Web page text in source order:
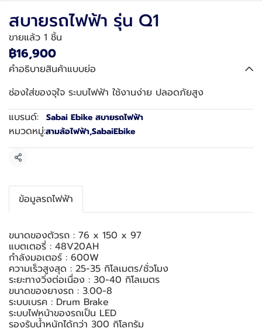
สบายรถไฟฟ้า รุ่น Q1
ขายแล้ว 1 ชิ้น
฿16,900
คำอธิบายสินค้าแบบย่อ
ช่องใส่ของจุใจ ระบบไฟฟ้า ใช้งานง่าย ปลอดภัยสูง
แบรนด์:
Sabai Ebike สบายรถไฟฟ้า
หมวดหมู่:สามล้อไฟฟ้า,SabaiEbike
แชร์
ข้อมูลรถไฟฟ้า
ขนาดของตัวรถ : 76 x 150 x 97
แบตเตอรี่ : 48V20AH
กำลังมอเตอร์ : 600W
ความเร็วสูงสุด : 25-35 กิโลเมตร/ชั่วโมง
ระยะทางวิ่งต่อเนื่อง : 30-40 กิโลเมตร
ขนาดของยางรถ : 3.00-8
ระบบเบรค : Drum Brake
ระบบไฟหน้าของรถเป็น LED
รองรับน้ำหนักได้กว่า 300 กิโลกรัม